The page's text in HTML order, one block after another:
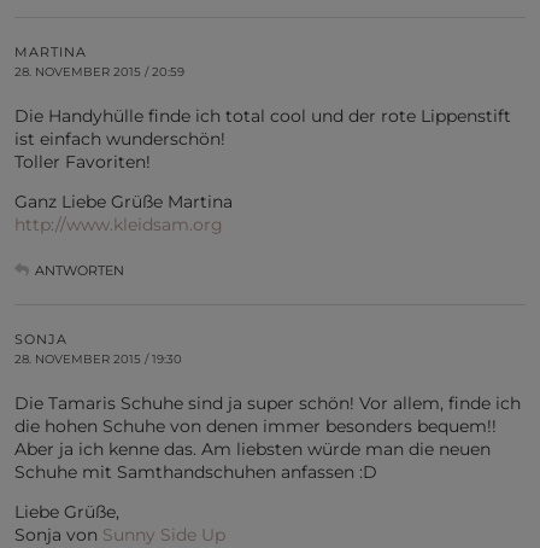
MARTINA
28. NOVEMBER 2015 / 20:59
Die Handyhülle finde ich total cool und der rote Lippenstift
ist einfach wunderschön!
Toller Favoriten!
Ganz Liebe Grüße Martina
http://www.kleidsam.org
ANTWORTEN
SONJA
28. NOVEMBER 2015 / 19:30
Die Tamaris Schuhe sind ja super schön! Vor allem, finde ich
die hohen Schuhe von denen immer besonders bequem!!
Aber ja ich kenne das. Am liebsten würde man die neuen
Schuhe mit Samthandschuhen anfassen :D
Liebe Grüße,
Sonja von Sunny Side Up